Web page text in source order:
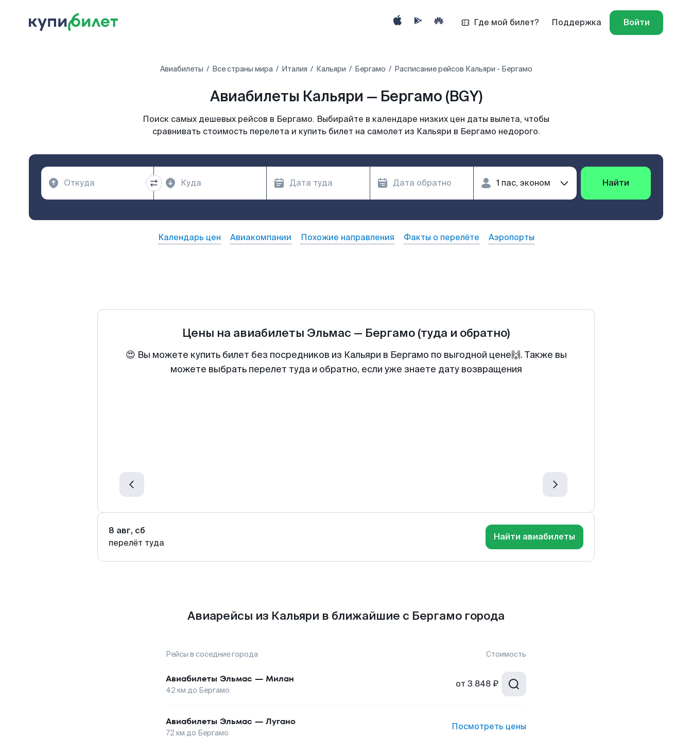
Где мой билет? Поддержка Войти
Авиабилеты Все страны мира Италия Кальяри Бергамо Расписание рейсов Кальяри - Бергамо
Авиабилеты Кальяри — Бергамо (BGY)
Поиск самых дешевых рейсов в Бергамо. Выбирайте в календаре низких цен даты вылета, чтобы
сравнивать стоимость перелета и купить билет на самолет из Кальяри в Бергамо недорого.
Найти
Календарь цен Авиакомпании Похожие направления Факты о перелёте Аэропорты
Цены на авиабилеты Эльмас — Бергамо (туда и обратно)
😍 Вы можете купить билет без посредников из Кальяри в Бергамо по выгодной цене🙌. Также вы
можете выбрать перелет туда и обратно, если уже знаете дату возвращения
8 авг, сб
перелёт туда
Найти авиабилеты
Авиарейсы из Кальяри в ближайшие с Бергамо города
Рейсы в соседние города Стоимость
Авиабилеты Эльмас — Милан
42 км до Бергамо
от 3 848 ₽
Авиабилеты Эльмас — Лугано
72 км до Бергамо
Посмотреть цены